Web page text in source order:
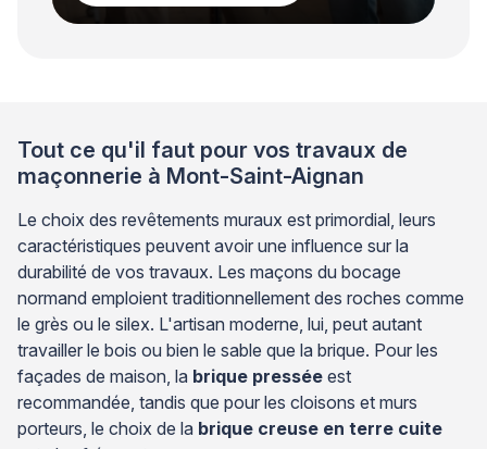
Tout ce qu'il faut pour vos travaux de
maçonnerie à Mont-Saint-Aignan
Le choix des revêtements muraux est primordial, leurs
caractéristiques peuvent avoir une influence sur la
durabilité de vos travaux. Les maçons du bocage
normand emploient traditionnellement des roches comme
le grès ou le silex. L'artisan moderne, lui, peut autant
travailler le bois ou bien le sable que la brique. Pour les
façades de maison, la brique pressée est
recommandée, tandis que pour les cloisons et murs
porteurs, le choix de la brique creuse en terre cuite